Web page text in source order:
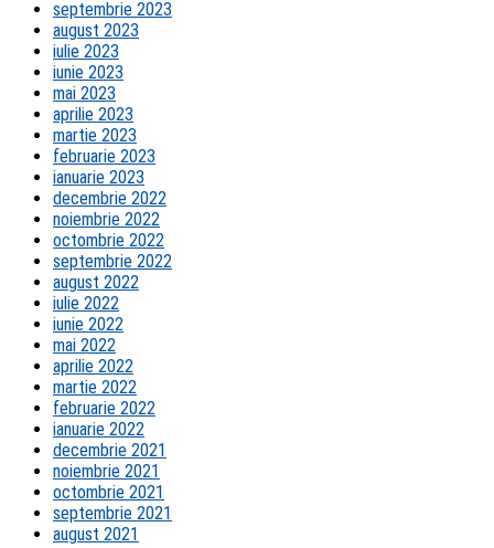
septembrie 2023
august 2023
iulie 2023
iunie 2023
mai 2023
aprilie 2023
martie 2023
februarie 2023
ianuarie 2023
decembrie 2022
noiembrie 2022
octombrie 2022
septembrie 2022
august 2022
iulie 2022
iunie 2022
mai 2022
aprilie 2022
martie 2022
februarie 2022
ianuarie 2022
decembrie 2021
noiembrie 2021
octombrie 2021
septembrie 2021
august 2021